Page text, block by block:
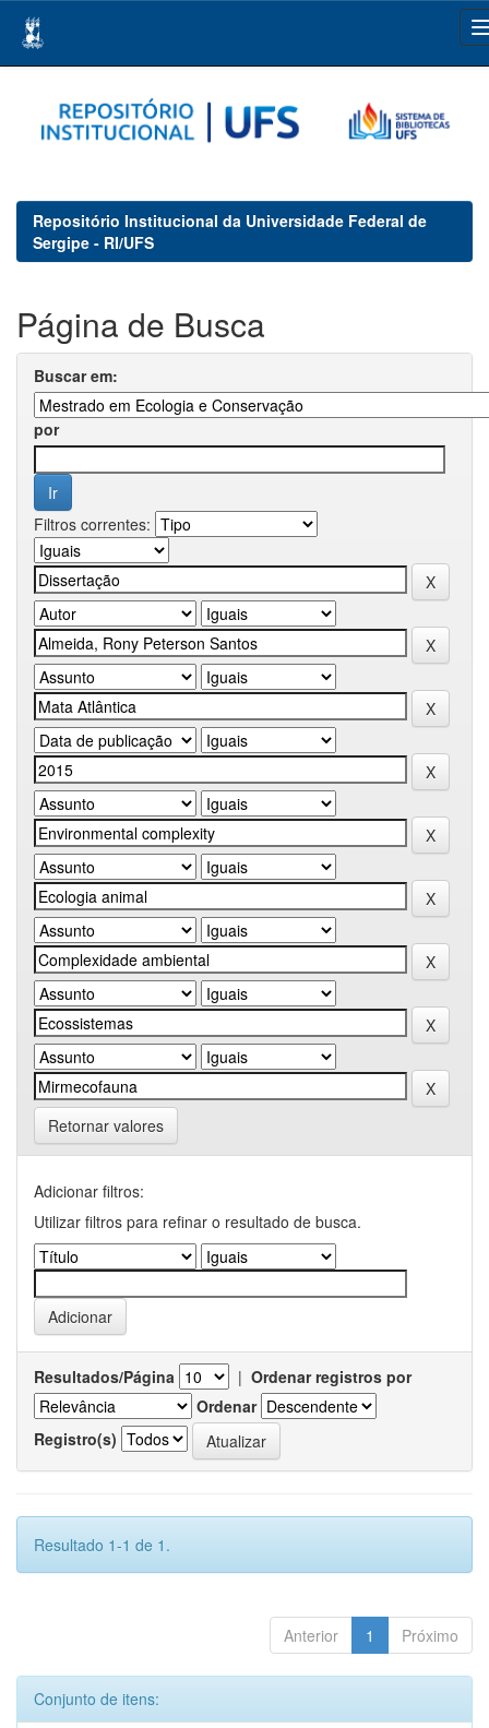
navigation
Repositório Institucional da Universidade Federal de
Sergipe - RI/UFS
Página de Busca
Buscar em:
por
Filtros correntes:
Retornar valores
Adicionar filtros:
Utilizar filtros para refinar o resultado de busca.
Resultados/Página | Ordenar registros por
Ordenar
Registro(s)
Resultado 1-1 de 1.
Anterior 1 Próximo
Conjunto de itens: